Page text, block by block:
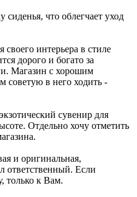
что облегчает уход
интерьера в стиле
дорого и богато за
Магазин с хорошим
советую в него ходить -
сувенир для
Отдельно хочу отметить
и оригинальная,
ответственный. Если
только к Вам.